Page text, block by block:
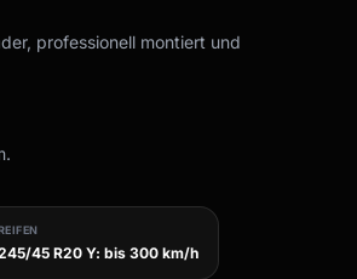
professionell montiert und
45 R20 Y: bis 300 km/h